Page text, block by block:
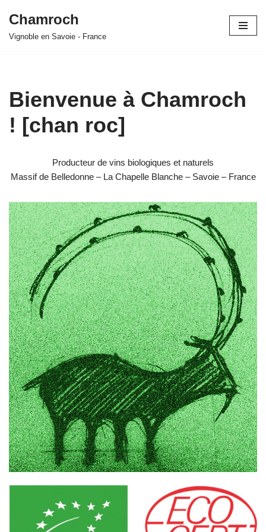
Aller
Chamroch
Vignoble en Savoie - France
Bienvenue à Chamroch
! [chan roc]
Producteur de vins biologiques et naturels
Massif de Belledonne – La Chapelle Blanche – Savoie – France